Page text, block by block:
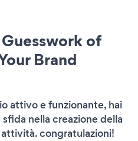
of
Brand
attivo e funzionante, hai
nella creazione della
congratulazioni!